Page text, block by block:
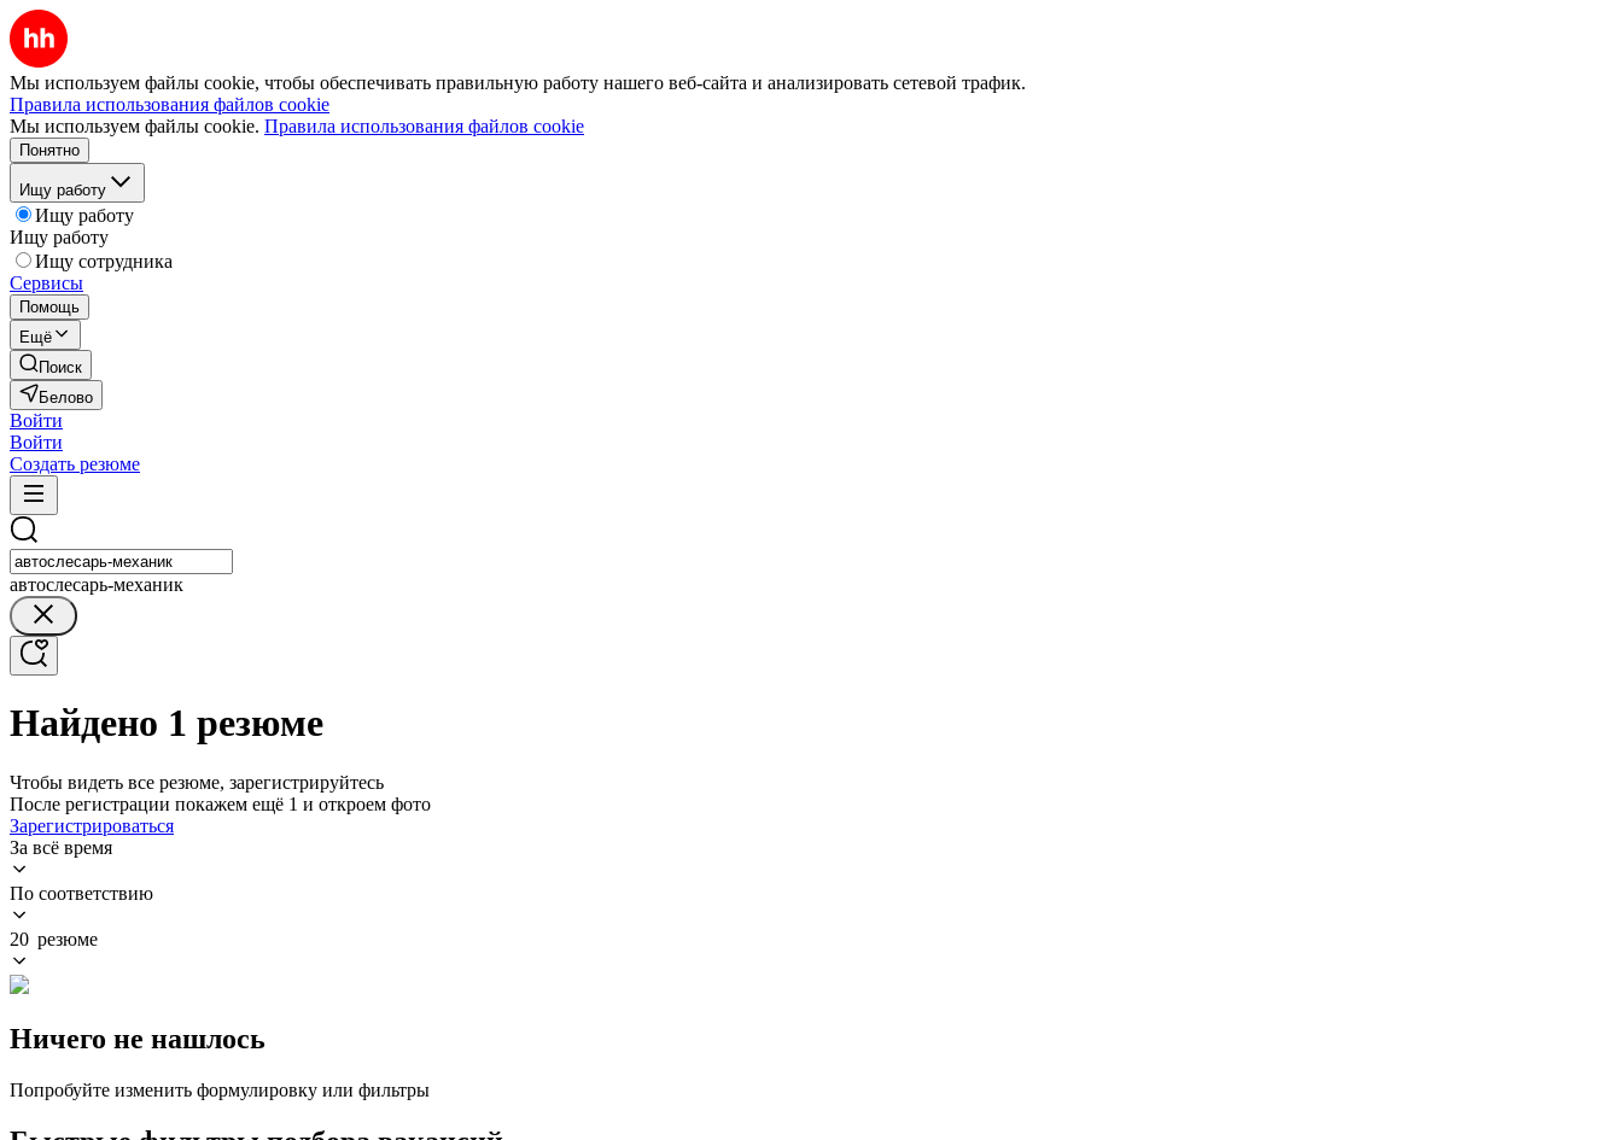
Мы используем файлы cookie, чтобы обеспечивать правильную работу нашего веб-сайта и анализировать сетевой трафик.
Правила использования файлов cookie
Мы используем файлы cookie. Правила использования файлов cookie
Понятно
Ищу работу
Ищу работу
Ищу работу
Ищу сотрудника
Сервисы
Помощь
Ещё
Поиск
Белово
Войти
Войти
Создать резюме
автослесарь-механик
Найдено 1 резюме
Чтобы видеть все резюме, зарегистрируйтесь
После регистрации покажем ещё 1 и откроем фото
Зарегистрироваться
За всё время
По соответствию
20 резюме
Ничего не нашлось
Попробуйте изменить формулировку или фильтры